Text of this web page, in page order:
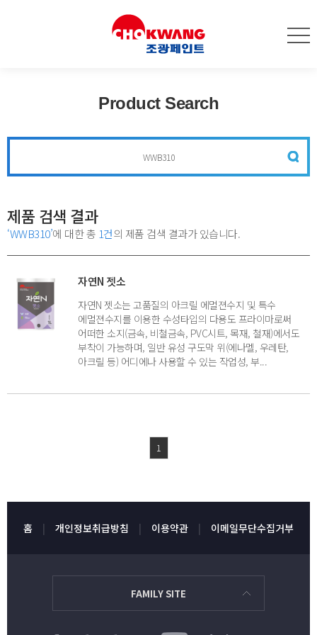
Product Search
제품 검색 결과
‘WWB310’에 대한 총 1건의 제품 검색 결과가 있습니다.
자연N 젯소
자연N 젯소는 고품질의 아크릴 에멀젼수지 및 특수
에멀젼수지를 이용한 수성타입의 다용도 프라이마로써
어떠한 소지(금속, 비철금속, PVC시트, 목재, 철재)에서도
부착이 가능하며, 일반 유성 구도막 위(에나멜, 우레탄,
아크릴 등) 어디에나 사용할 수 있는 작업성, 부...
1
홈 개인정보취급방침 이용약관 이메일무단수집거부
FAMILY SITE